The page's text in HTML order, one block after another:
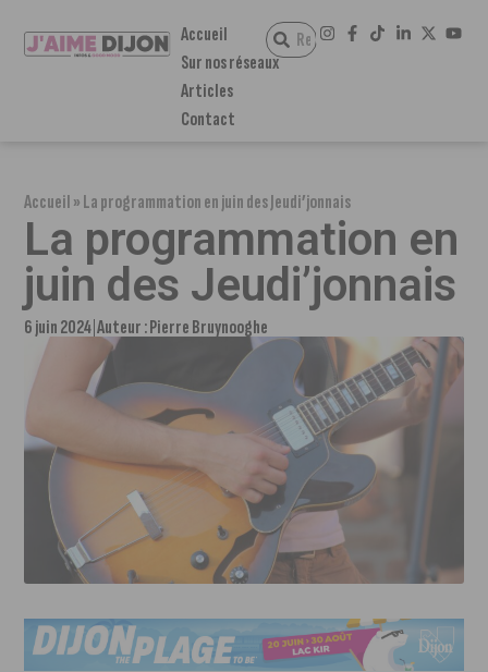
Accueil
Sur nos réseaux
Articles
Contact
Accueil»La programmation en juin des Jeudi’jonnais
La programmation en
juin des Jeudi’jonnais
6 juin 2024 Auteur :Pierre Bruynooghe